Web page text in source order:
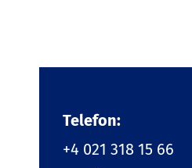
Telefon:
+4 021 318 15 66